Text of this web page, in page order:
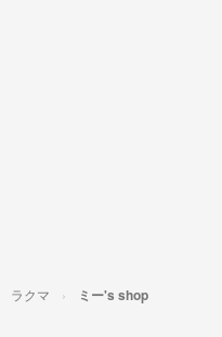
ラクマ ミー's shop